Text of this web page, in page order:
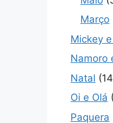
Março
Mickey
Namoro
Natal
Oi e Olá
Paquera